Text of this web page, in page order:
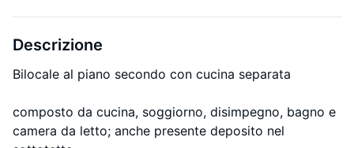
Descrizione
Bilocale al piano secondo con cucina separata
composto da cucina, soggiorno, disimpegno, bagno e
camera da letto; anche presente deposito nel